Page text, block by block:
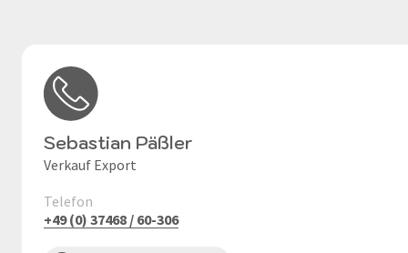
Sebastian Päßler
Verkauf Export
Telefon
+49 (0) 37468 / 60-306